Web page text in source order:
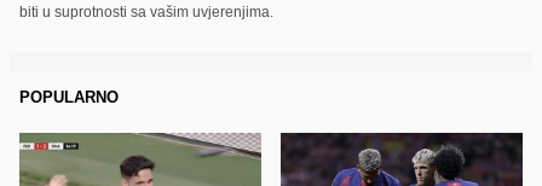
biti u suprotnosti sa vašim uvjerenjima.
POPULARNO